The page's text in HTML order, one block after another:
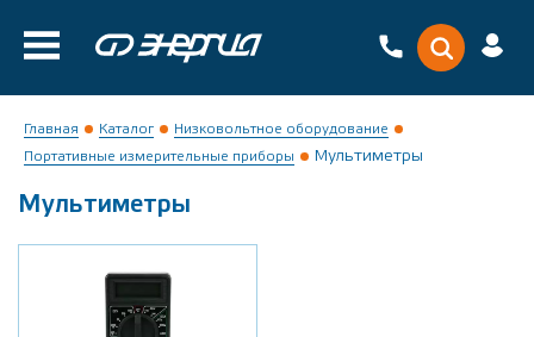
Главная Каталог
Низковольтное оборудование
Портативные измерительные приборы
Мультиметры
Мультиметры